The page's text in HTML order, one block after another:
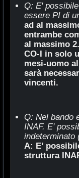
Q: E'
essere PI di
ad al
entrambe
al massimo
CO-I in solo
mesi-uomo
sarà
vincenti.
Q: Nel bando
INAF. E'
indeterminato
A: E’
struttura